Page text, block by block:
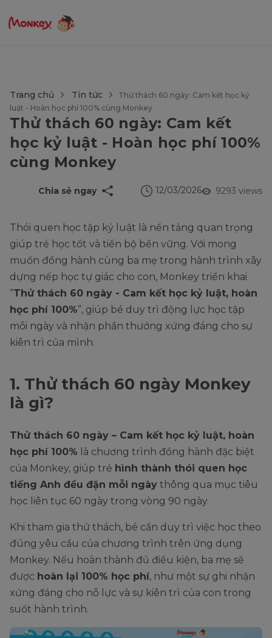
Trang chủ Tin tức
Thử thách 60 ngày: Cam kết học kỷ
luật - Hoàn học phí 100% cùng Monkey
Thử thách 60 ngày: Cam kết
học kỷ luật - Hoàn học phí 100%
cùng Monkey
9293 views
12/03/2026
Chia sẻ ngay
Thói quen học tập kỷ luật là nền tảng quan trọng
giúp trẻ học tốt và tiến bộ bền vững. Với mong
muốn đồng hành cùng ba mẹ trong hành trình xây
dựng nếp học tự giác cho con, Monkey triển khai
“Thử thách 60 ngày - Cam kết học kỷ luật, hoàn
học phí 100%”, giúp bé duy trì động lực học tập
mỗi ngày và nhận phần thưởng xứng đáng cho sự
kiên trì của mình.
1. Thử thách 60 ngày Monkey
là gì?
Thử thách 60 ngày – Cam kết học kỷ luật, hoàn
học phí 100% là chương trình đồng hành đặc biệt
của Monkey, giúp trẻ hình thành thói quen học
tiếng Anh đều đặn mỗi ngày thông qua mục tiêu
học liên tục 60 ngày trong vòng 90 ngày.
Khi tham gia thử thách, bé cần duy trì việc học theo
đúng yêu cầu của chương trình trên ứng dụng
Monkey. Nếu hoàn thành đủ điều kiện, ba mẹ sẽ
được hoàn lại 100% học phí, như một sự ghi nhận
xứng đáng cho nỗ lực và sự kiên trì của con trong
suốt hành trình.